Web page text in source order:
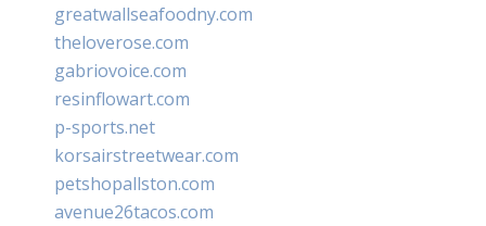
greatwallseafoodny.com
theloverose.com
gabriovoice.com
resinflowart.com
p-sports.net
korsairstreetwear.com
petshopallston.com
avenue26tacos.com